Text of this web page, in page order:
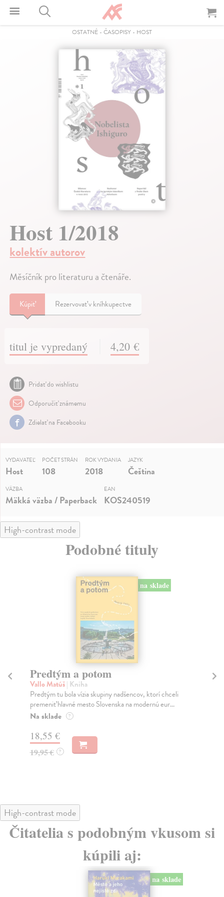
OSTATNÉ - ČASOPISY - HOST
Host 1/2018
kolektív autorov
Měsíčník pro literaturu a čtenáře.
Kúpiť Rezervovať v kníhkupectve
titul je vypredaný 4,20 €
Pridať do wishlistu
Odporučiť známemu
Zdielať na Facebooku
VYDAVATEĽ
Host
POČET STRÁN
108
ROK VYDANIA
2018
JAZYK
Čeština
VÄZBA
Mäkká väzba / Paperback
EAN
KOS240519
High-contrast mode
Podobné tituly
na sklade
Predtým a potom
Vallo Matúš| Kniha
Predtým tu bola vízia skupiny nadšencov, ktorí chceli
premeniť hlavné mesto Slovenska na modernú eur...
Na sklade ?
18,55 €
19,95 € ?
High-contrast mode
Čitatelia s podobným vkusom si
kúpili aj:
na sklade